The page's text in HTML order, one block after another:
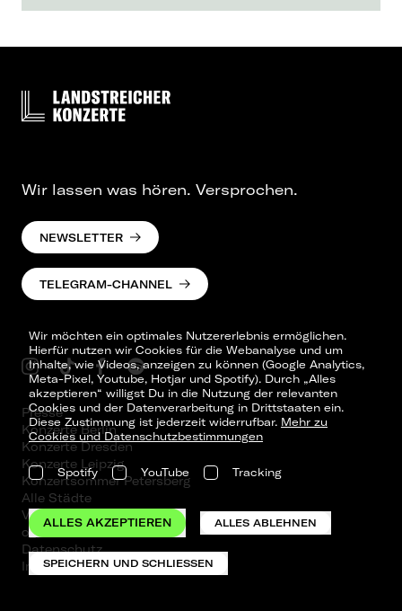
Wir möchten ein optimales Nutzererlebnis ermöglichen.
Hierfür nutzen wir Cookies für die Webanalyse und um
Inhalte, wie Videos, anzeigen zu können (Google Analytics,
Meta-Pixel, Youtube, Hotjar und Spotify). Durch „Alles
akzeptieren“ willigst Du in die Nutzung der relevanten
Cookies und der Datenverarbeitung in Drittstaaten ein.
Diese Zustimmung ist jederzeit widerrufbar. Mehr zu
Cookies und Datenschutzbestimmungen
Spotify YouTube Tracking
ALLES AKZEPTIEREN ALLES ABLEHNEN
SPEICHERN UND SCHLIESSEN
Wir lassen was hören. Versprochen.
NEWSLETTER
TELEGRAM-CHANNEL
Presse
Konzerte Berlin
Konzerte Dresden
Konzerte Leipzig
Konzertsommer Petersberg
Alle Städte
Vergangene Shows
o_team
Datenschutz
Impressum